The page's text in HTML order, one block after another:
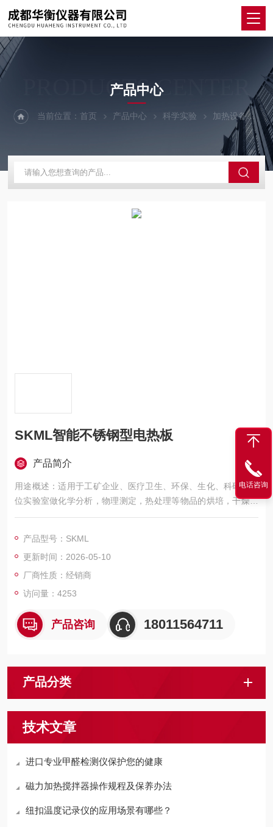
PRODUCTS CENTER
产品中心
当前位置：首页 产品中心 科学实验 加热设备
SKML智能不锈钢型电热板
产品简介
用途概述：适用于工矿企业、医疗卫生、环保、生化、科研等单
位实验室做化学分析，物理测定，热处理等物品的烘培，干燥和
作其它温度试验。
产品型号：SKML
更新时间：2026-05-10
厂商性质：经销商
访问量：4253
产品咨询 18011564711
产品分类
技术文章
进口专业甲醛检测仪保护您的健康
磁力加热搅拌器操作规程及保养办法
纽扣温度记录仪的应用场景有哪些？
电话咨询